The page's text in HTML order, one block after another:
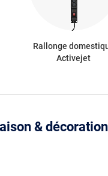
Rallonge
Activejet
&